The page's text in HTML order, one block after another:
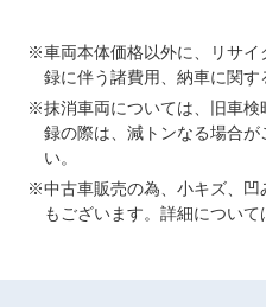
車両本体価格以外に、リサ
録に伴う諸費用、納車に関す
抹消車両については、旧車
録の際は、減トンなる場合
い。
中古車販売の為、小キズ、
もございます。詳細について